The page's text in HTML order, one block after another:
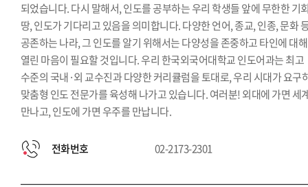
되었습니다. 다시 말해서, 인도를 공부하는 우리 학생들 앞에 무한한 기
땅, 인도가 기다리고 있음을 의미합니다. 다양한 언어, 종교, 인종, 문화
공존하는 나라, 그 인도를 알기 위해서는 다양성을 존중하고 타인에 대해
열린 마음이 필요할 것입니다. 우리 한국외국어대학교 인도어과는 최고
수준의 국내·외 교수진과 다양한 커리큘럼을 토대로, 우리 시대가 요구
맞춤형 인도 전문가를 육성해 나가고 있습니다. 여러분! 외대에 가면 세
만나고, 인도에 가면 우주를 만납니다.
전화번호 02-2173-2301